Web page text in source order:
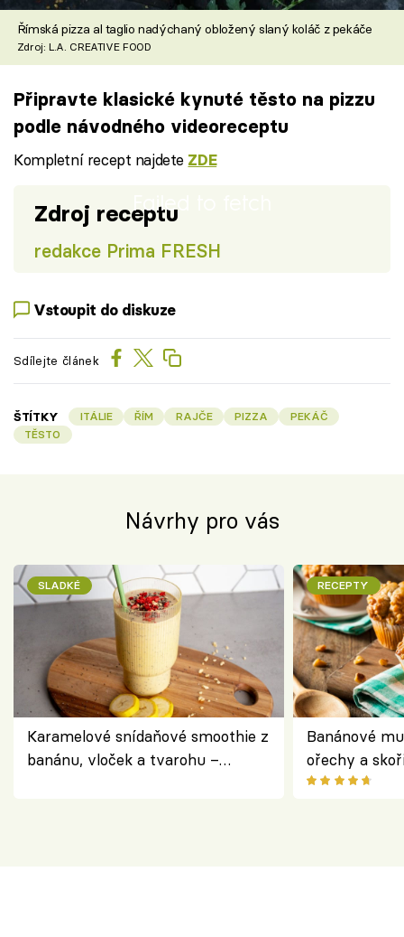
Římská pizza al taglio nadýchaný obložený slaný koláč z pekáče
Zdroj: L.A. CREATIVE FOOD
Připravte klasické kynuté těsto na pizzu
podle návodného videoreceptu
Kompletní recept najdete ZDE
Failed to fetch
Zdroj receptu
redakce Prima FRESH
Vstoupit do diskuze
Sdílejte článek
ŠTÍTKY ITÁLIE ŘÍM RAJČE PIZZA
PEKÁČ
TĚSTO
Návrhy pro vás
SLADKÉ
Karamelové snídaňové smoothie z
banánu, vloček a tvarohu –
RECEPTY
Banánové
ořechy a